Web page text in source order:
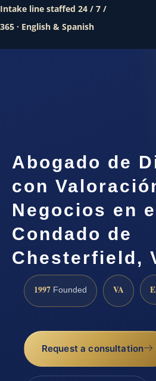
Intake line staffed 24 / 7 /
365 · English & Spanish
Abogado de
con
Negocios en el
Condado de
Chesterfield,
1997 Founded VA
Request a consultation